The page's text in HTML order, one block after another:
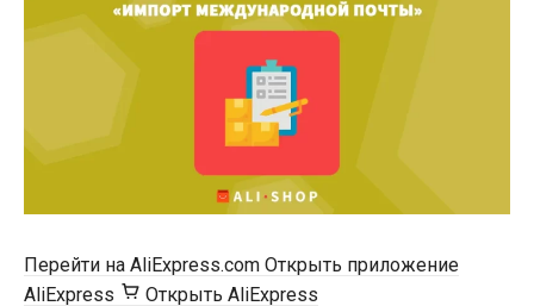
Перейти на AliExpress.com Открыть приложение
AliExpress
Открыть AliExpress